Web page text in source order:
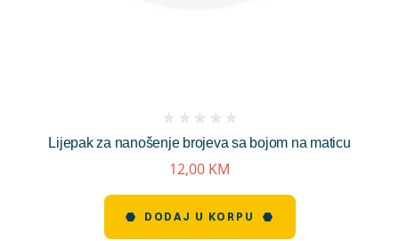
Lijepak za nanošenje brojeva sa bojom na maticu
reviews)
12,00 KM
DODAJ U KORPU